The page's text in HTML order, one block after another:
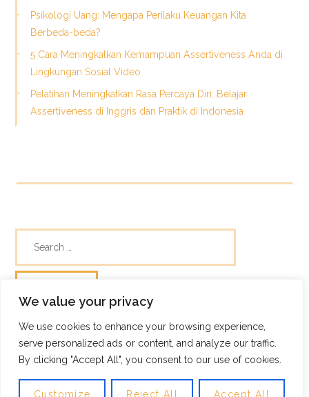
We value your privacy
We use cookies to enhance your browsing experience,
serve personalized ads or content, and analyze our traffic.
By clicking "Accept All", you consent to our use of cookies.
Customize Reject All Accept All
Psikologi Uang: Mengapa Perilaku Keuangan Kita
Berbeda-beda?
5 Cara Meningkatkan Kemampuan Assertiveness Anda di
Lingkungan Sosial Video
Pelatihan Meningkatkan Rasa Percaya Diri: Belajar
Assertiveness di Inggris dan Praktik di Indonesia
Frugix Theme by Photricity